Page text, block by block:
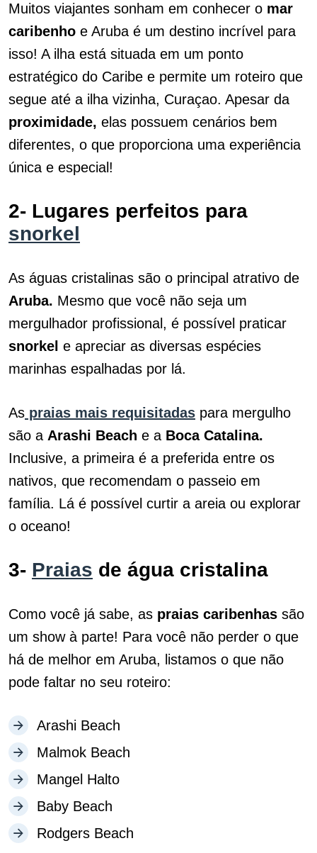
Muitos viajantes sonham em conhecer o mar
caribenho e Aruba é um destino incrível para
isso! A ilha está situada em um ponto
estratégico do Caribe e permite um roteiro que
segue até a ilha vizinha, Curaçao. Apesar da
proximidade, elas possuem cenários bem
diferentes, o que proporciona uma experiência
única e especial!
2- Lugares perfeitos para
snorkel
As águas cristalinas são o principal atrativo de
Aruba. Mesmo que você não seja um
mergulhador profissional, é possível praticar
snorkel e apreciar as diversas espécies
marinhas espalhadas por lá.
As praias mais requisitadas para mergulho
são a Arashi Beach e a Boca Catalina.
Inclusive, a primeira é a preferida entre os
nativos, que recomendam o passeio em
família. Lá é possível curtir a areia ou explorar
o oceano!
3- Praias de água cristalina
Como você já sabe, as praias caribenhas são
um show à parte! Para você não perder o que
há de melhor em Aruba, listamos o que não
pode faltar no seu roteiro:
Arashi Beach
Malmok Beach
Mangel Halto
Baby Beach
Rodgers Beach